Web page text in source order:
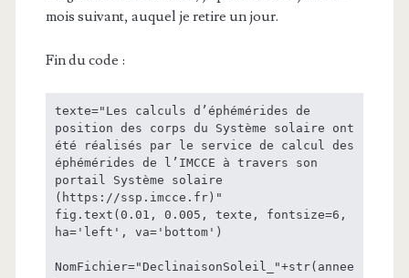
mois suivant, auquel je retire un jour.
Fin du code :
texte="Les calculs d’éphémérides de
position des corps du Système solaire ont
été réalisés par le service de calcul des
éphémérides de l’IMCCE à travers son
portail Système solaire
(https://ssp.imcce.fr)"
fig.text(0.01, 0.005, texte, fontsize=6,
ha='left', va='bottom')
NomFichier="DeclinaisonSoleil_"+str(annee